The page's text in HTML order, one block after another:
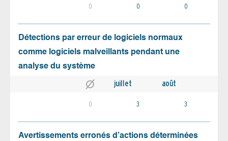
0 0 0
Détections par erreur de logiciels normaux
comme logiciels malveillants pendant une
analyse du système
juillet août
0 3 3
Avertissements erronés d’actions déterminées